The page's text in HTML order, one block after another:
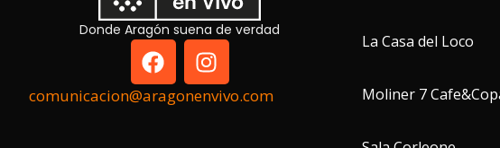
Donde Aragón suena de verdad
comunicacion@aragonenvivo.com
La Casa del Loco
Moliner 7